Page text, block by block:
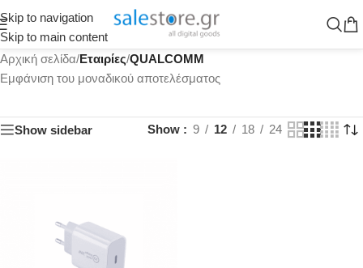
Skip to navigation
Skip to main content
Αρχική σελίδα/Εταιρίες/QUALCOMM
Εμφάνιση του μοναδικού αποτελέσματος
Show sidebar Show 9 12 18 24